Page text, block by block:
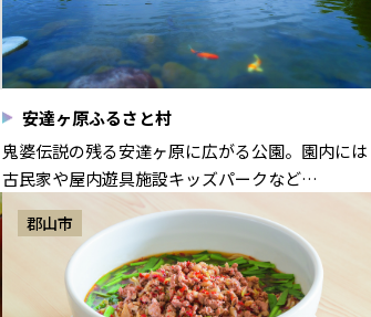
安達ヶ原ふるさと村
鬼婆伝説の残る安達ヶ原に広がる公園。園内には
古民家や屋内遊具施設キッズパークなど…
郡山市